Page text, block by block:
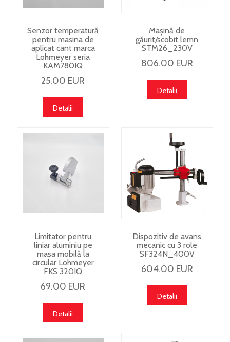
Senzor temperatură
pentru masina de
aplicat cant marca
Lohmeyer seria
KAM780IQ
25.00 EUR
Detalii
Mașină de
găurit/scobit lemn
STM26_230V
806.00 EUR
Detalii
Limitator pentru
liniar aluminiu pe
masa mobilă la
circular Lohmeyer
FKS 320IQ
69.00 EUR
Detalii
Dispozitiv de avans
mecanic cu 3 role
SF324N_400V
604.00 EUR
Detalii